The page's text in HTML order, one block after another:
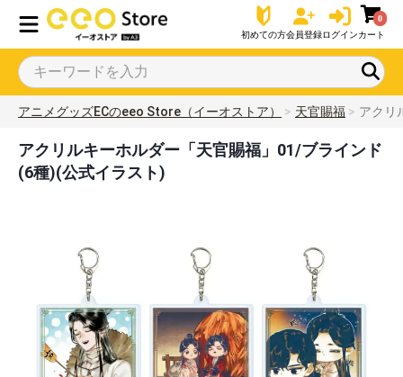
初めての方会員登録ログイン
0
カート
アニメグッズECのeeo Store（イーオストア） 天官賜福 アクリ
アクリルキーホルダー「天官賜福」01/ブラインド
(6種)(公式イラスト)